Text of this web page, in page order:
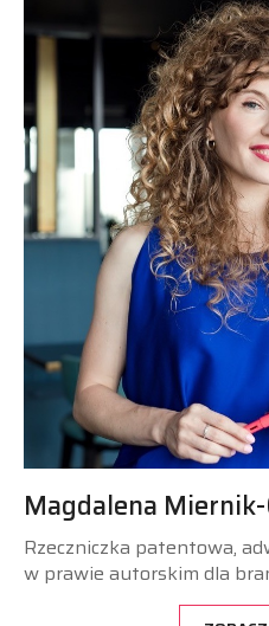
Magdalena
Rzeczniczka patentowa,
w prawie autorskim dla